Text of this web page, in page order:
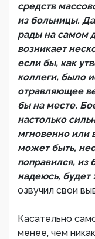
средств
из больницы.
рады на самом
возникает
если бы, как
коллеги, было
отравляющее
бы на месте.
настолько
мгновенно или
может быть,
поправился, из
надеюсь,
озвучил свои
Касательно
менее, чем